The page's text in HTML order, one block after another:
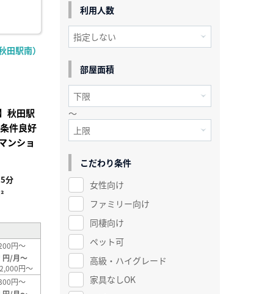
駅南）
秋田駅
件良好
ンショ
分
円～
円/月～
円～
円～
利用人数
部屋面積
～
こだわり条件
女性向け
ファミリー向け
同棲向け
ペット可
高級・ハイグレード
家具なしOK